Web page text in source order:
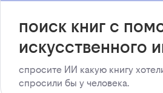
поиск книг с
искусственного
спросите ИИ какую книгу
спросили бы у человека.